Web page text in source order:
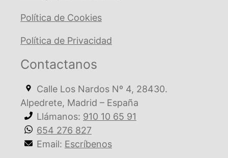
Política de Cookies
Política de Privacidad
Contactanos
Calle Los Nardos Nº 4, 28430.
Alpedrete, Madrid – España
Llámanos: 910 10 65 91
654 276 827
Email: Escríbenos